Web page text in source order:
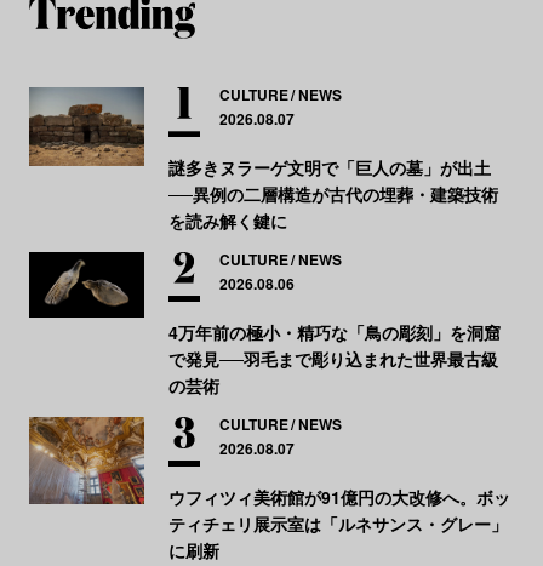
CULTURE NEWS
2026.08.07
謎多きヌラーゲ文明で「巨人の墓」が出土
──異例の二層構造が古代の埋葬・建築技術
を読み解く鍵に
CULTURE NEWS
2026.08.06
4万年前の極小・精巧な「鳥の彫刻」を洞窟
で発見──羽毛まで彫り込まれた世界最古級
の芸術
CULTURE NEWS
2026.08.07
ウフィツィ美術館が91億円の大改修へ。ボッ
ティチェリ展示室は「ルネサンス・グレー」
に刷新